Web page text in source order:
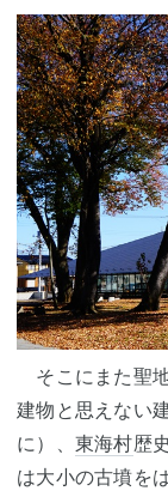
そこにまた聖
建物と思えない
に）、 東海村歴
は大小の古墳を